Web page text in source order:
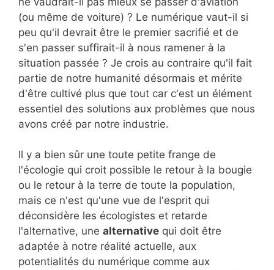
(ou même de voiture) ? Le numérique vaut-il si
peu qu'il devrait être le premier sacrifié et de
s'en passer suffirait-il à nous ramener à la
situation passée ? Je crois au contraire qu'il fait
partie de notre humanité désormais et mérite
d'être cultivé plus que tout car c'est un élément
essentiel des solutions aux problèmes que nous
avons créé par notre industrie.
Il y a bien sûr une toute petite frange de
l'écologie qui croit possible le retour à la bougie
ou le retour à la terre de toute la population,
mais ce n'est qu'une vue de l'esprit qui
déconsidère les écologistes et retarde
l'alternative, une alternative qui doit être
adaptée à notre réalité actuelle, aux
potentialités du numérique comme aux